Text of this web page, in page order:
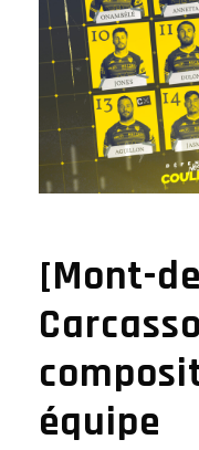
[Mont-
équipe